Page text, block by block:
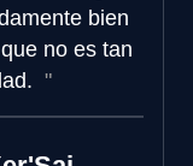
bien
no es tan